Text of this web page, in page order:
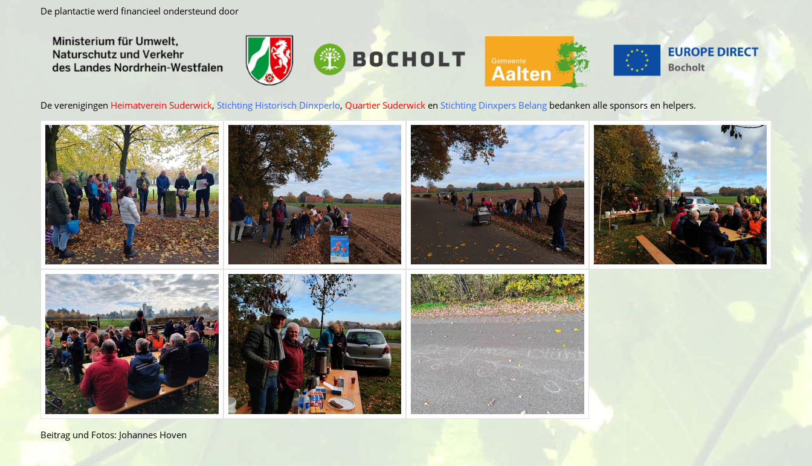
De plantactie werd financieel ondersteund door
De verenigingen Heimatverein Suderwick, Stichting Historisch Dinxperlo, Quartier Suderwick en Stichting Dinxpers Belang bedanken alle sponsors en helpers.
Beitrag und Fotos: Johannes Hoven